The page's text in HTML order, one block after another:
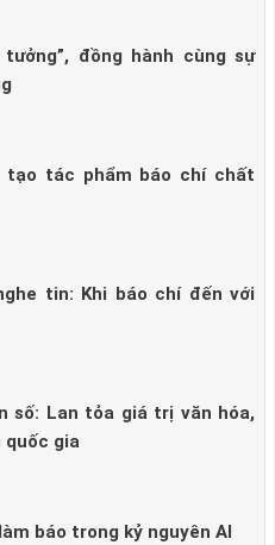
đồng hành cùng sự
tạo tác phẩm báo chí chất
tin: Khi báo chí đến với
số: Lan tỏa giá trị văn hóa,
quốc gia
báo trong kỷ nguyên AI